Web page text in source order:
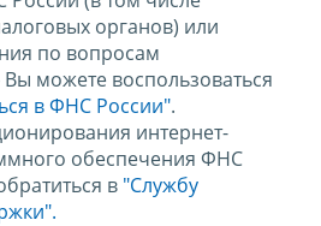
органов) или
по вопросам
можете воспользоваться
в ФНС России".
интернет-
обеспечения ФНС
в "Службу